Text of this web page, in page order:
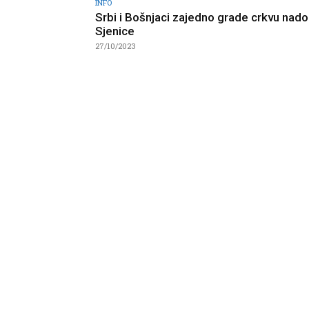
INFO
Srbi i Bošnjaci zajedno grade crkvu
Sjenice
27/10/2023